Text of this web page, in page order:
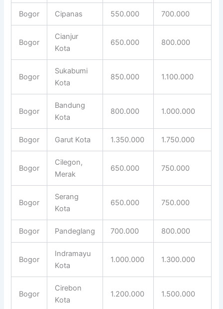
Bogor Cipanas 550.000 700.000
Bogor
Cianjur
Kota
650.000 800.000
Bogor
Sukabumi
Kota
850.000 1.100.000
Bogor
Bandung
Kota
800.000 1.000.000
Bogor Garut Kota 1.350.000 1.750.000
Bogor
Cilegon,
Merak
650.000 750.000
Bogor
Serang
Kota
650.000 750.000
Bogor Pandeglang 700.000 800.000
Bogor
Indramayu
Kota
1.000.000 1.300.000
Bogor
Cirebon
Kota
1.200.000 1.500.000